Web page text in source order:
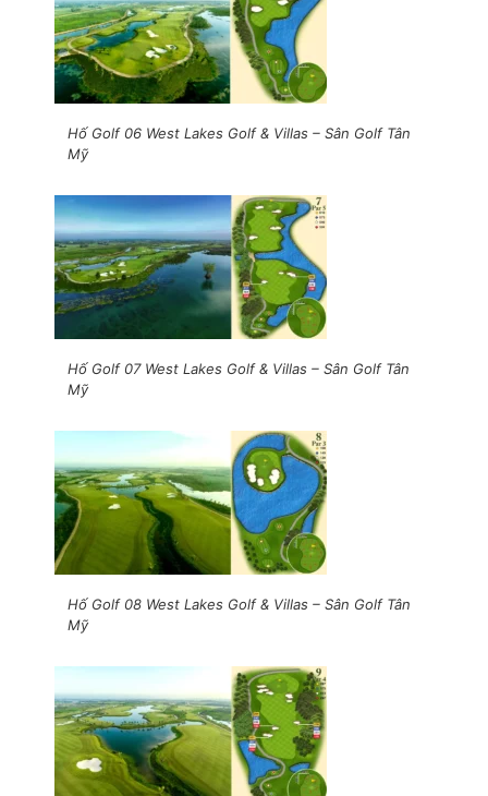
Hố Golf 06 West Lakes Golf & Villas – Sân Golf Tân
Mỹ
Hố Golf 07 West Lakes Golf & Villas – Sân Golf Tân
Mỹ
Hố Golf 08 West Lakes Golf & Villas – Sân Golf Tân
Mỹ